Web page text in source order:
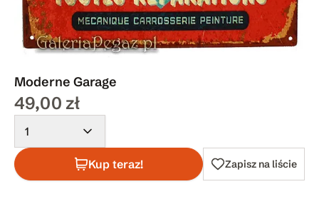
Moderne Garage
49,00 zł
1
Kup teraz! Zapisz na liście